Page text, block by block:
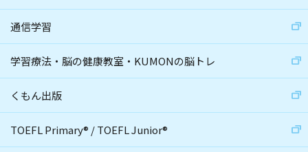
通信学習
学習療法・脳の健康教室・KUMONの脳トレ
くもん出版
TOEFL Primary® /TOEFL Junior®